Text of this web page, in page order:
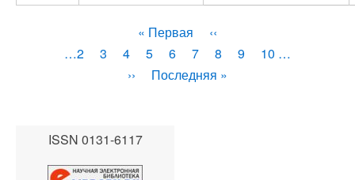
страниц
Первая
страница
« Первая ←
‹‹
Page
…2 Page
3 Page
4 Page
5
Текущая
страница
6 Page
7 Page
8 Page
9 Page
10 …
Следующая
››
Последняя
Последняя »
ISSN 0131-6117